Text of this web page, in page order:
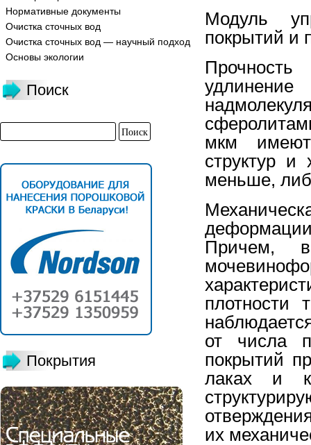
Нормативные документы
Очистка сточных вод
Очистка сточных вод — научный подход
Основы экологии
Поиск
Покрытия
Модуль
покрытий и
мкм
структур и
меньше,
Причем, в
плотности
от числа
покрытий
лаках и
их